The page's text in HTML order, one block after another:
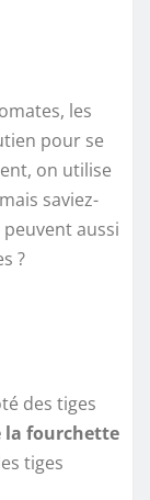
les
pour se
on utilise
saviez-
aussi
?
des tiges
la fourchette
tiges